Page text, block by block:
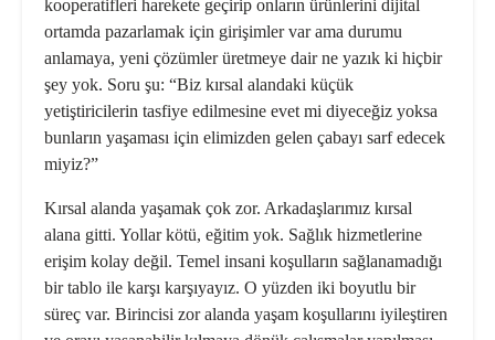
kooperatifleri harekete geçirip onların ürünlerini dijital
ortamda pazarlamak için girişimler var ama durumu
anlamaya, yeni çözümler üretmeye dair ne yazık ki hiçbir
şey yok. Soru şu: “Biz kırsal alandaki küçük
yetiştiricilerin tasfiye edilmesine evet mi diyeceğiz yoksa
bunların yaşaması için elimizden gelen çabayı sarf edecek
miyiz?”
Kırsal alanda yaşamak çok zor. Arkadaşlarımız kırsal
alana gitti. Yollar kötü, eğitim yok. Sağlık hizmetlerine
erişim kolay değil. Temel insani koşulların sağlanamadığı
bir tablo ile karşı karşıyayız. O yüzden iki boyutlu bir
süreç var. Birincisi zor alanda yaşam koşullarını iyileştiren